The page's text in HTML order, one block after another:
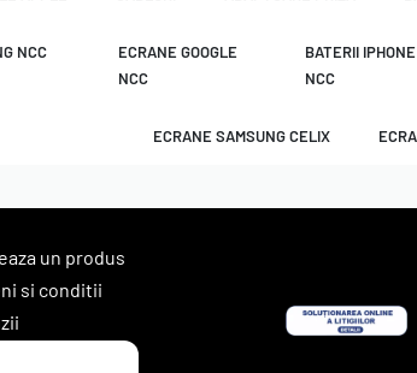
NCC
ECRANE GOOGLE
NCC
BATERII IPHONE
NCC
ECRANE SAMSUNG CELIX
un produs
si conditii